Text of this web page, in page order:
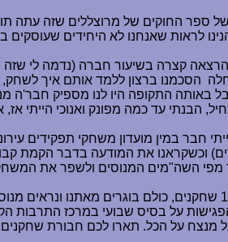
ספר החוקים של מרוצללים שזה עתה
לראות שאנחנו לא היחידים שעוסקים
קצרה בשיעור חברה (נדמה לי שזה
הסכמנו ברצון ללמד אותם איך
באותה התקופה היו לנו מספיק
הבנתי עד כמה מפונק ואנוכי הייתי
במין מועדון משחקי תפקידים
וכשקראנו את המודעה בדבר הקמת
יותר מפי השה"מים המנוסים ולשפר את
אחרי פגישה ראשונית בביתו של יובל הכל נראה אופטימי, הקבוצה
השניה) הוחלט לערוך את הפגישות על בסיס